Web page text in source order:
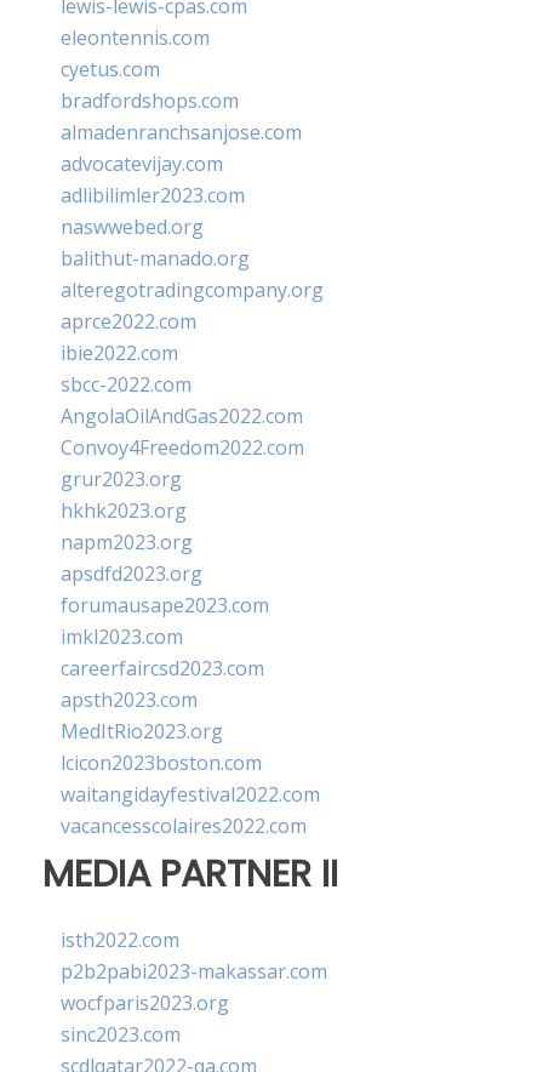
lewis-lewis-cpas.com
eleontennis.com
cyetus.com
bradfordshops.com
almadenranchsanjose.com
advocatevijay.com
adlibilimler2023.com
naswwebed.org
balithut-manado.org
alteregotradingcompany.org
aprce2022.com
ibie2022.com
sbcc-2022.com
AngolaOilAndGas2022.com
Convoy4Freedom2022.com
grur2023.org
hkhk2023.org
napm2023.org
apsdfd2023.org
forumausape2023.com
imkl2023.com
careerfaircsd2023.com
apsth2023.com
MedItRio2023.org
lcicon2023boston.com
waitangidayfestival2022.com
vacancesscolaires2022.com
MEDIA PARTNER II
isth2022.com
p2b2pabi2023-makassar.com
wocfparis2023.org
sinc2023.com
scdlqatar2022-qa.com